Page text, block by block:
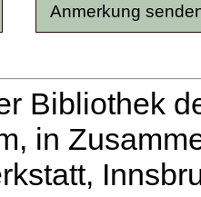
Bibliothek
in